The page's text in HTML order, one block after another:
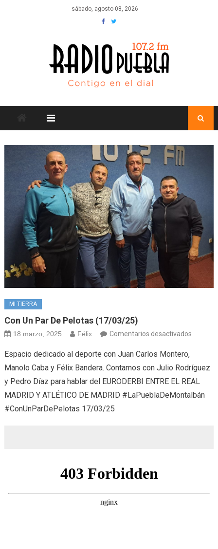
content
sábado, agosto 08, 2026
MI TIERRA
Con Un Par De Pelotas (17/03/25)
18 marzo, 2025 Félix Comentarios desactivadosen
par
de
pelotas
Espacio dedicado al deporte con Juan Carlos Montero,
Manolo Caba y Félix Bandera. Contamos con Julio Rodríguez
y Pedro Díaz para hablar del EURODERBI ENTRE EL REAL
MADRID Y ATLÉTICO DE MADRID #LaPueblaDeMontalbán
#ConUnParDePelotas 17/03/25